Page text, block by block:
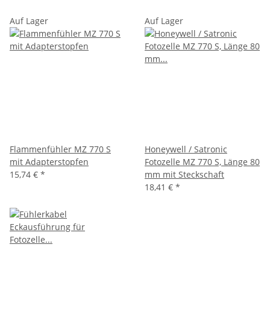
Auf Lager
Flammenfühler MZ 770 S
mit Adapterstopfen
15,74 € *
Auf Lager
Honeywell / Satronic
Fotozelle MZ 770 S, Länge 80
mm mit Steckschaft
18,41 € *